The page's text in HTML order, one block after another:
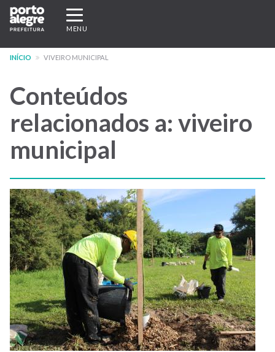
Pular
para
conteúdo
Expandir/recolher
navegação
MENU
INÍCIO VIVEIRO MUNICIPAL
Conteúdos
relacionados a: viveiro
municipal